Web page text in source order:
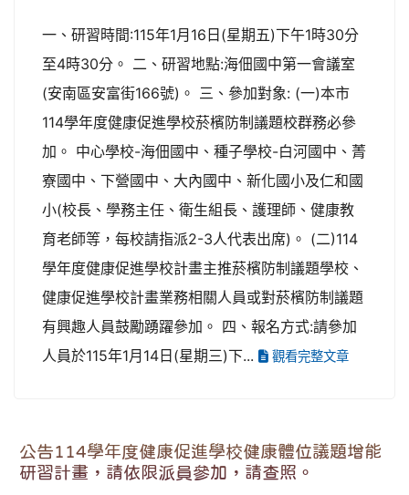
一、研習時間:115年1月16日(星期五)下午1時30分
至4時30分。 二、研習地點:海佃國中第一會議室
(安南區安富街166號)。 三、參加對象: (一)本市
114學年度健康促進學校菸檳防制議題校群務必參
加。 中心學校-海佃國中、種子學校-白河國中、菁
寮國中、下營國中、大內國中、新化國小及仁和國
小(校長、學務主任、衛生組長、護理師、健康教
育老師等，每校請指派2-3人代表出席)。 (二)114
學年度健康促進學校計畫主推菸檳防制議題學校、
健康促進學校計畫業務相關人員或對菸檳防制議題
有興趣人員鼓勵踴躍參加。 四、報名方式:請參加
人員於115年1月14日(星期三)下...
觀看完整文章
公告114學年度健康促進學校健康體位議題增能
研習計畫，請依限派員參加，請查照。